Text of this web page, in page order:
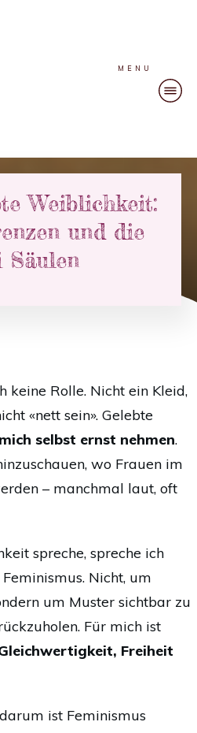
MENU
Weiblichkeit:
und die
Säulen
Rolle. Nicht ein Kleid,
«nett sein». Gelebte
mich selbst ernst nehmen.
wo Frauen im
– manchmal laut, oft
spreche, spreche ich
Nicht, um
um Muster sichtbar zu
Für mich ist
Freiheit
ist Feminismus